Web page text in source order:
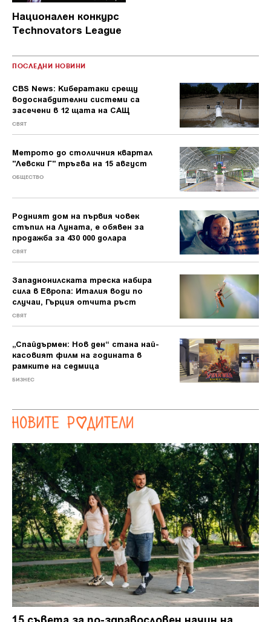
Национален конкурс
Technovators League
ПОСЛЕДНИ НОВИНИ
CBS News: Кибератаки срещу
водоснабдителни системи са
засечени в 12 щата на САЩ
СВЯТ
Метрото до столичния квартал
"Левски Г" тръгва на 15 август
ОБЩЕСТВО
Родният дом на първия човек
стъпил на Луната, е обявен за
продажба за 430 000 долара
СВЯТ
Западнонилската треска набира
сила в Европа: Италия води по
случаи, Гърция отчита ръст
СВЯТ
„Спайдърмен: Нов ден“ стана най-
касовият филм на годината в
рамките на седмица
БИЗНЕС